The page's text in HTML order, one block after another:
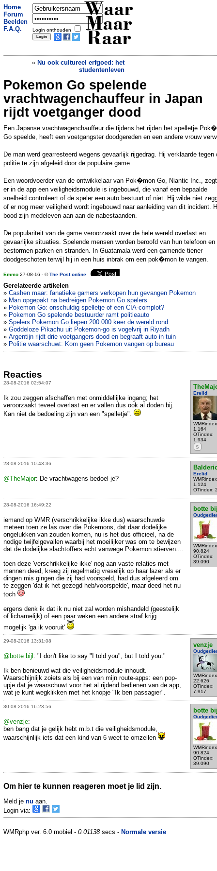
Home
Forum
Beelden
F.A.Q.
Login onthouden
Waar
Maar
Raar
« Nu ook cultureel erfgoed: het
studentenleven
Slimme zeehond zet orka hak met
sprong op schip»
Pokemon Go spelende
vrachtwagenchauffeur in Japan
rijdt voetganger dood
Een Japanse vrachtwagenchauffeur die tijdens het rijden het spelletje
Go speelde, heeft een voetgangster doodgereden en een andere vrouw
De man werd gearresteerd wegens gevaarlijk rijgedrag. Hij verklaarde tegen
politie te zijn afgeleid door de populaire game.
Een woordvoerder van de ontwikkelaar van Pok�mon Go, Niantic Inc.,
er in de app een veiligheidsmodule is ingebouwd, die vanaf een bepaalde
snelheid controleert of de speler een auto bestuurt of niet. Hij wilde niet
of er nog meer veiligheid wordt ingebouwd naar aanleiding van dit incident.
bood zijn medeleven aan aan de nabestaanden.
De populariteit van de game veroorzaakt over de hele wereld overlast en
gevaarlijke situaties. Spelende mensen worden beroofd van hun telefoon en
bestormen parken en stranden. In Guatamala werd een gamende tiener
doodgeschoten terwijl hij in een huis inbrak om een pok�mon te vangen.
Emmo 27-08-16 - ©The Post online
Gerelateerde artikelen
» Cashen maar: fanatieke gamers verkopen hun gevangen Pokemon
» Man opgepakt na bedreigen Pokemon Go spelers
» Pokemon Go: onschuldig spelletje of een CIA-complot?
» Pokemon Go spelende bestuurder ramt politieauto
» Spelers Pokemon Go liepen 200.000 keer de wereld rond
» Goddeloze Pikachu uit Pokemon-go is vogelvrij in Riyadh
» Argentijn rijdt drie voetgangers dood en begraaft auto in tuin
» Politie waarschuwt: Kom geen Pokemon vangen op bureau
Reacties
28-08-2016 02:54:07
Erelid
1.164
OTindex:
1.934
S
Ik zou zeggen afschaffen met onmiddellijke ingang; het
veroorzaakt teveel overlast en er vallen dus ook al doden bij.
Kan niet de bedoeling zijn van een "spelletje".
28-08-2016 10:43:36
Erelid
1.124
OTindex:
@TheMajor: De vrachtwagens bedoel je?
28-08-2016 16:49:22
botte
90.824
OTindex:
39.090
iemand op WMR (verschrikkelijke ikke dus) waarschuwde
meteen toen ze las over die Pokemons, dat daar dodelijke
ongelukken van zouden komen, nu is het dus officieel, na de
nodige twijfelgevallen waarbij het moeilijker was om te bewijzen
dat de dodelijke slachtoffers echt vanwege Pokemon stierven....
toen deze 'verschrikkelijke ikke' nog aan vaste relaties met
mannen deed, kreeg zij regelmatig vreselijk op haar lazer als er
dingen mis gingen die zij had voorspeld, had dus afgeleerd om
te zeggen 'dat ik het gezegd heb/voorspelde', maar deed het nu
toch
ergens denk ik dat ik nu niet zal worden mishandeld (geestelijk
of lichamelijk) of een paar weken een andere straf krijg....
mogelijk 'ga ik vooruit'
29-08-2016 13:31:08
venzje
22.626
OTindex:
7.917
@botte bijl: "I don't like to say "I told you", but I told you."
Ik ben benieuwd wat die veiligheidsmodule inhoudt.
Waarschijnlijk zoiets als bij een van mijn route-apps: een pop-
upje dat je waarschuwt voor het al rijdend bedienen van de app,
wat je kunt wegklikken met het knopje "Ik ben passagier".
30-08-2016 16:23:56
botte
90.824
OTindex:
39.090
@venzje:
ben bang dat je gelijk hebt m.b.t die veiligheidsmodule,
waarschijnlijk iets dat een kind van 6 weet te omzeilen
Om hier te kunnen reageren moet je lid zijn.
Meld je nu aan.
Login via:
WMRphp ver. 6.0 mobiel - 0.01138secs - Normale versie